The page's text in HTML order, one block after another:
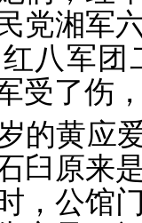
党湘军
八军
受了伤
的黄应
臼原来
，公馆